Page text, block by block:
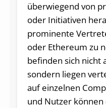
überwiegend von
oder Initiativen
prominente
oder Ethereum zu
befinden sich nicht
sondern liegen
auf einzelnen
und Nutzer